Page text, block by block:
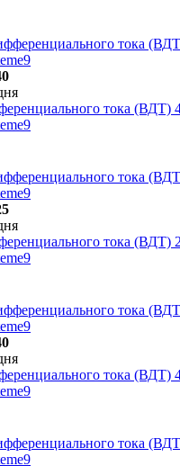
тока (ВДТ)
тока (ВДТ)
тока (ВДТ)